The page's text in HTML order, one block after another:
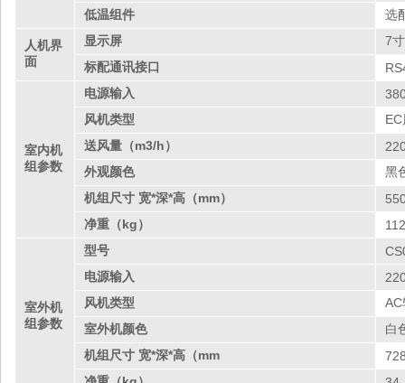
低温组件
选
人机界
面
显示屏
7
标配通讯接口
室内机
组参数
电源输入
风机类型
送风量（m3/h）
外观颜色
黑
机组尺寸 宽*深*高（mm）
净重（kg）
室外机
组参数
型号
电源输入
风机类型
室外机颜色
白
机组尺寸 宽*深*高（mm